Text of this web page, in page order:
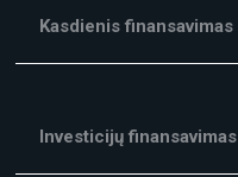
Kasdienis finansavimas
Investicijų finansavimas